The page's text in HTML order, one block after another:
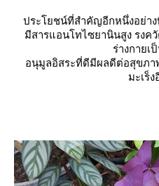
ประโยชน์ที่สำคัญอีกหนึ่งอย่า
มีสารแอนโทไซยานินสูง รง
ร่างกายเ
อนุมูลอิสระที่ดีมีผลดีต่อสุขภา
มะเร็